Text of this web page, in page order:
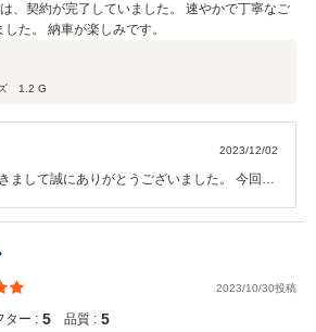
、契約が完了していました。 速やかで丁寧なご
た。 納車が楽しみです。
1.2 G
2023/12/02
まして誠にありがとうございました。 今回は
宜しくお願い致します。
2023/10/30投稿
ター : 5 品質 : 5